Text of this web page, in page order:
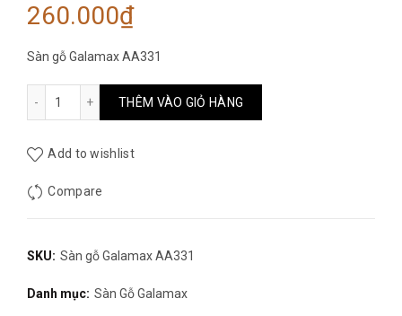
260.000₫
Sàn gỗ Galamax AA331
Sàn gỗ Galamax AA331 số lượng
THÊM VÀO GIỎ HÀNG
Add to wishlist
Compare
SKU: Sàn gỗ Galamax AA331
Danh mục: Sàn Gỗ Galamax